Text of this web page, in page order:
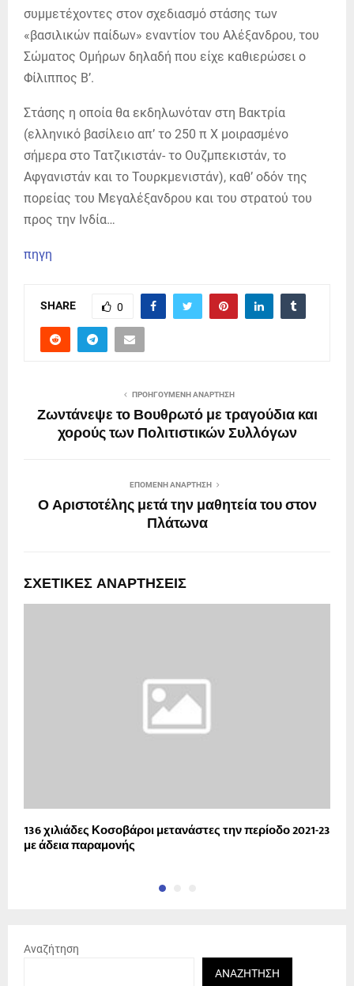
συμμετέχοντες στον σχεδιασμό στάσης των
«βασιλικών παίδων» εναντίον του Αλέξανδρου, του
Σώματος Ομήρων δηλαδή που είχε καθιερώσει ο
Φίλιππος Β’.
Στάσης η οποία θα εκδηλωνόταν στη Βακτρία
(ελληνικό βασίλειο απ’ το 250 π Χ μοιρασμένο
σήμερα στο Τατζικιστάν- το Ουζμπεκιστάν, το
Αφγανιστάν και το Τουρκμενιστάν), καθ’ οδόν της
πορείας του Μεγαλέξανδρου και του στρατού του
προς την Ινδία…
πηγη
SHARE 0
ΠΡΟΗΓΟΎΜΕΝΗ ΑΝΆΡΤΗΣΗ
Ζωντάνεψε το Βουθρωτό με τραγούδια και
χορούς των Πολιτιστικών Συλλόγων
ΕΠΌΜΕΝΗ ΑΝΆΡΤΗΣΗ
Ο Αριστοτέλης μετά την μαθητεία του στον
Πλάτωνα
ΣΧΕΤΙΚΈΣ ΑΝΑΡΤΉΣΕΙΣ
136 χιλιάδες Κοσοβάροι μετανάστες την περίοδο 2021-23
με άδεια παραμονής
Αναζήτηση
ΑΝΑΖΉΤΗΣΗ